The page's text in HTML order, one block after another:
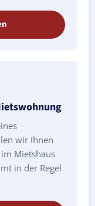
wir Ihnen
Mietshaus
in der Regel